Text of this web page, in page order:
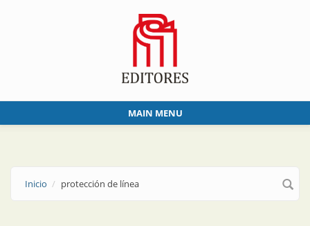
MAIN MENU
Inicio protección de línea